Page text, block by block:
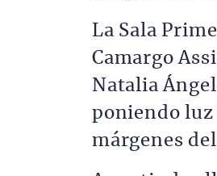
La Sala
Camargo
Natalia
poniendo luz
márgenes